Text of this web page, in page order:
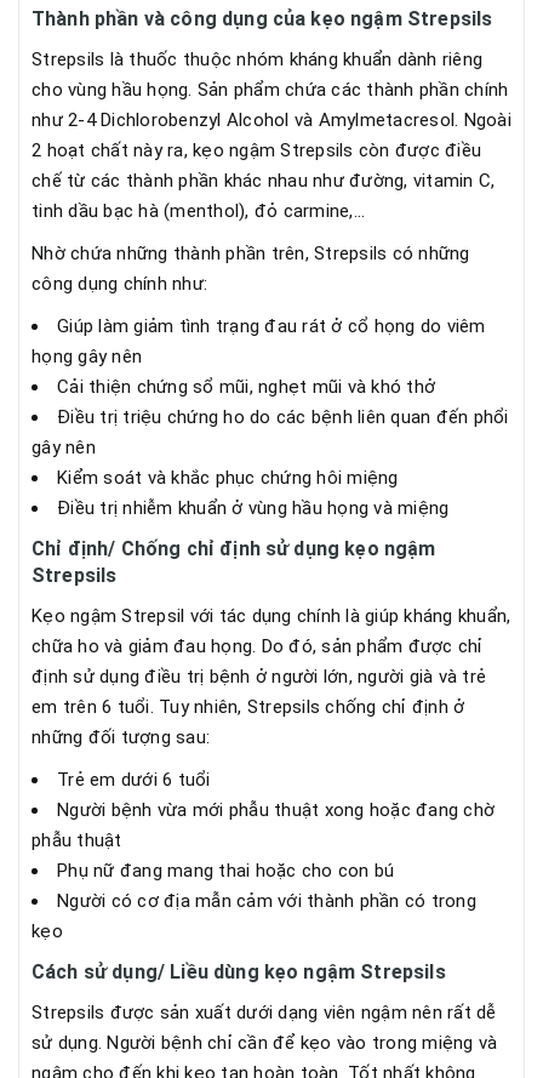
Thành phần và công dụng của kẹo ngậm Strepsils
Strepsils là thuốc thuộc nhóm kháng khuẩn dành riêng
cho vùng hầu họng. Sản phẩm chứa các thành phần chính
như 2-4 Dichlorobenzyl Alcohol và Amylmetacresol. Ngoài
2 hoạt chất này ra, kẹo ngậm Strepsils còn được điều
chế từ các thành phần khác nhau như đường, vitamin C,
tinh dầu bạc hà (menthol), đỏ carmine,…
Nhờ chứa những thành phần trên, Strepsils có những
công dụng chính như:
Giúp làm giảm tình trạng đau rát ở cổ họng do viêm
họng gây nên
Cải thiện chứng sổ mũi, nghẹt mũi và khó thở
Điều trị triệu chứng ho do các bệnh liên quan đến phổi
gây nên
Kiểm soát và khắc phục chứng hôi miệng
Điều trị nhiễm khuẩn ở vùng hầu họng và miệng
Chỉ định/ Chống chỉ định sử dụng kẹo ngậm
Strepsils
Kẹo ngậm Strepsil với tác dụng chính là giúp kháng khuẩn,
chữa ho và giảm đau họng. Do đó, sản phẩm được chỉ
định sử dụng điều trị bệnh ở người lớn, người già và trẻ
em trên 6 tuổi. Tuy nhiên, Strepsils chống chỉ định ở
những đối tượng sau:
Trẻ em dưới 6 tuổi
Người bệnh vừa mới phẫu thuật xong hoặc đang chờ
phẫu thuật
Phụ nữ đang mang thai hoặc cho con bú
Người có cơ địa mẫn cảm với thành phần có trong
kẹo
Cách sử dụng/ Liều dùng kẹo ngậm Strepsils
Strepsils được sản xuất dưới dạng viên ngậm nên rất dễ
sử dụng. Người bệnh chỉ cần để kẹo vào trong miệng và
ngậm cho đến khi kẹo tan hoàn toàn. Tốt nhất không